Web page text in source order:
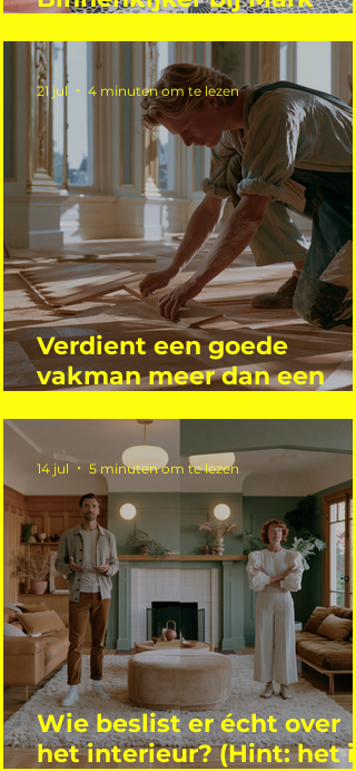
Verdient een goede
vakman meer dan een
21 jul 4 minuten om te lezen
Wie beslist er écht over
het interieur? (Hint: het is
14 jul 5 minuten om te lezen